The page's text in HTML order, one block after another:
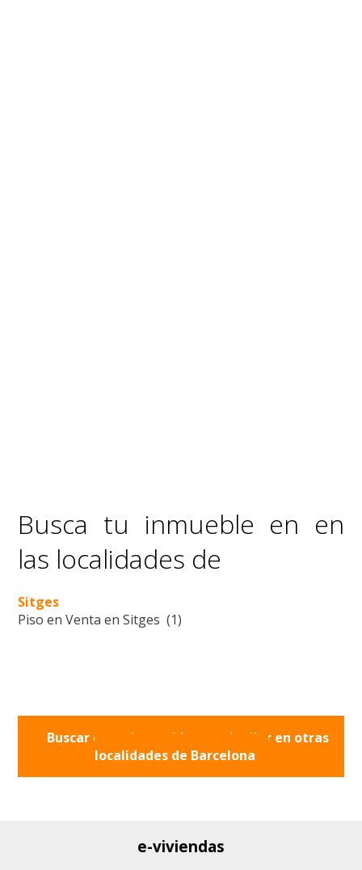
Busca tu inmueble en en
las localidades de
Sitges
Piso en Venta en Sitges (1)
Buscar otros inmuebles en alquiler en otras
localidades de Barcelona
e-viviendas